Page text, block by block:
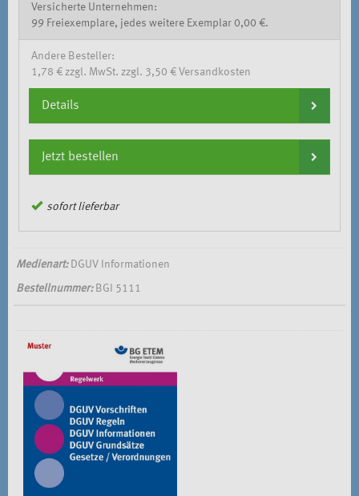
Versicherte Unternehmen:
99 Freiexemplare, jedes weitere Exemplar 0,00 €.
Andere Besteller:
1,78 € zzgl. MwSt. zzgl. 3,50 € Versandkosten
Details
Jetzt bestellen
sofort lieferbar
Medienart:DGUV Informationen
Bestellnummer:BGI 5111